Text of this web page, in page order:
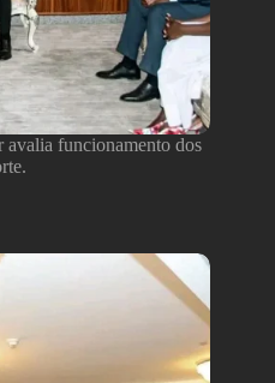
avalia funcionamento dos